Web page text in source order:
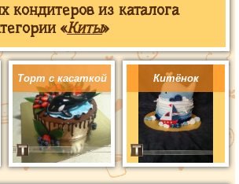
кондитеров из каталога
«Киты»
Торт с касаткой Китёнок